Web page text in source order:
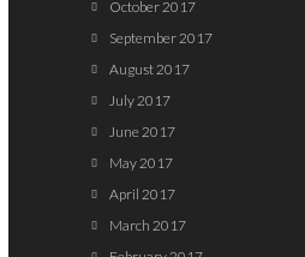
October 2017
September 2017
August 2017
July 2017
June 2017
May 2017
April 2017
March 2017